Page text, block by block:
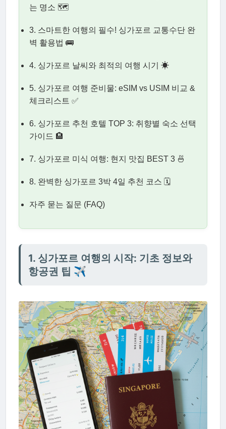
는 명소 🗺
3. 스마트한 여행의 필수! 싱가포르 교통수단 완
벽 활용법 🚌
4. 싱가포르 날씨와 최적의 여행 시기 ☀
5. 싱가포르 여행 준비물: eSIM vs USIM 비교 &
체크리스트 ✅
6. 싱가포르 추천 호텔 TOP 3: 취향별 숙소 선택
가이드 🏨
7. 싱가포르 미식 여행: 현지 맛집 BEST 3 🍜
8. 완벽한 싱가포르 3박 4일 추천 코스 🗓
자주 묻는 질문 (FAQ)
1. 싱가포르 여행의 시작: 기초 정보와
항공권 팁 ✈